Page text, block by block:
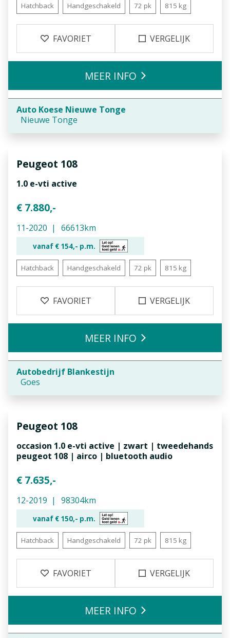
Hatchback Handgeschakeld 72 pk 815 kg
FAVORIET VERGELIJK
Auto Koese Nieuwe Tonge
Nieuwe Tonge
MEER INFO
Peugeot 108
1.0 e-vti active
€ 7.880,-
11-2020 66613km
vanaf € 154,- p.m.
Hatchback Handgeschakeld 72 pk 815 kg
FAVORIET VERGELIJK
Autobedrijf Blankestijn
Goes
MEER INFO
Peugeot 108
occasion 1.0 e-vti active | zwart | tweedehands
peugeot 108 | airco | bluetooth audio
€ 7.635,-
12-2019 98304km
vanaf € 150,- p.m.
Hatchback Handgeschakeld 72 pk 815 kg
FAVORIET VERGELIJK
MEER INFO